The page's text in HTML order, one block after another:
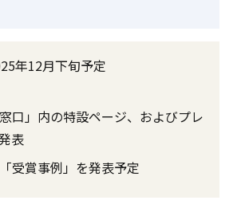
年12月下旬予定
口」内の特設ページ、およびプレ
表
受賞事例」を発表予定